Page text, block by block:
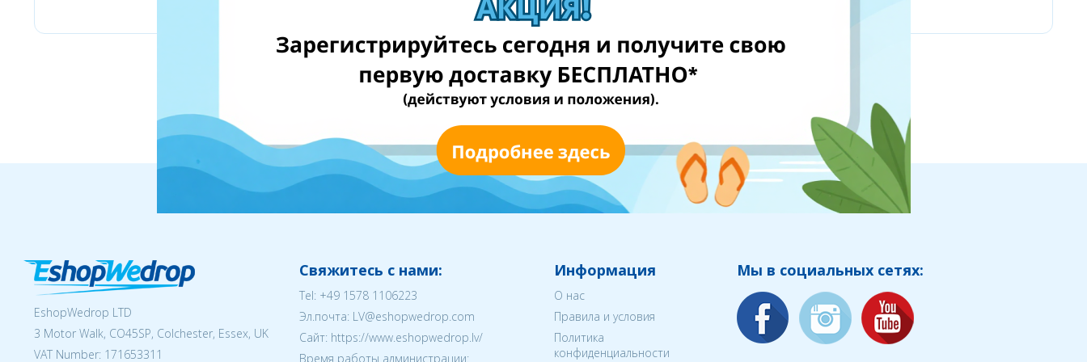
EshopWedrop LTD
3 Motor Walk, CO45SP, Colchester, Essex, UK
VAT Number: 171653311
Свяжитесь с нами:
Tel: +49 1578 1106223
Эл.почта: LV@eshopwedrop.com
Cайт: https://www.eshopwedrop.lv/
Время работы администрации:
Информация
О нас
Правила и условия
Политика
конфиденциальности
Мы в социальных сетях: